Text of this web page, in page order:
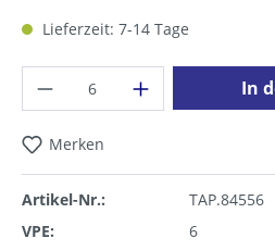
Lieferzeit: 7-14 Tage
Produkt Anzahl: Gib
In
Merken
Artikel-Nr.:
TAP.84556
VPE:
6